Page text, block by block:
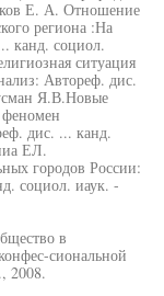
Е. А. Отношение
региона :На
канд. социол.
ситуация
Автореф. дис.
Я.В.Новые
дис. ... канд.
ЕЛ.
городов России:
социол. иаук. -
в
сиональной
2008.